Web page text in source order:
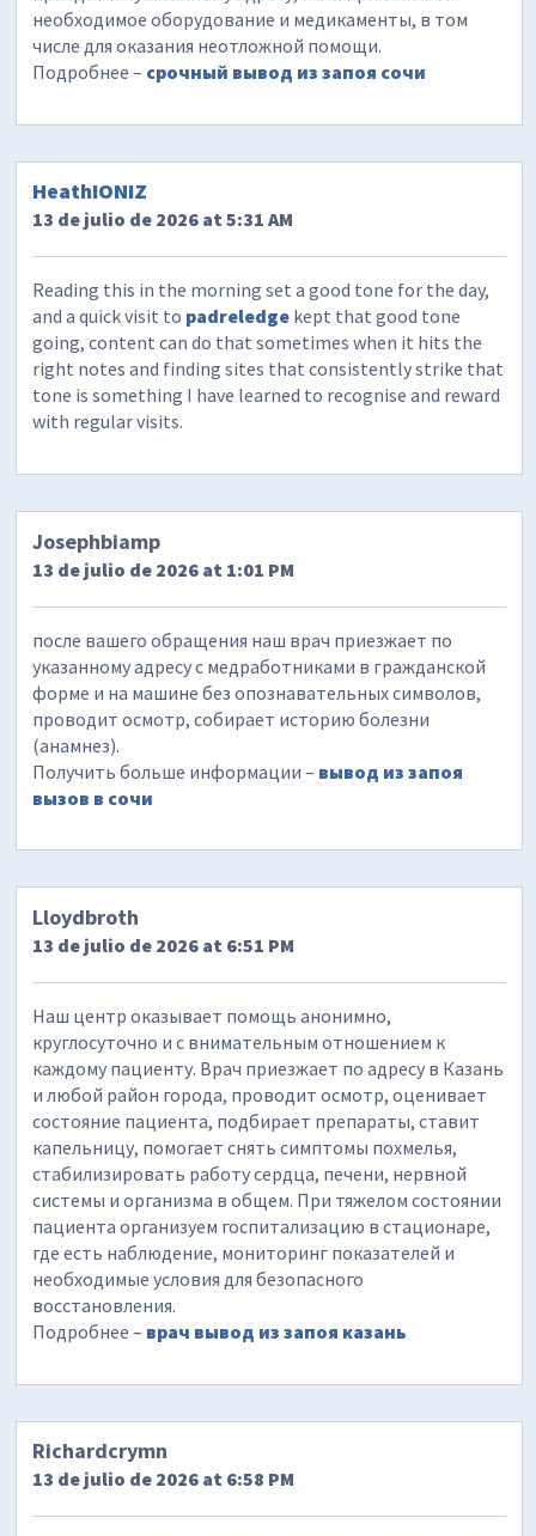
необходимое оборудование и медикаменты, в том
числе для оказания неотложной помощи.
Подробнее – срочный вывод из запоя сочи
HeathIONIZ
13 de julio de 2026 at 5:31 AM
Reading this in the morning set a good tone for the day,
and a quick visit to padreledge kept that good tone
going, content can do that sometimes when it hits the
right notes and finding sites that consistently strike that
tone is something I have learned to recognise and reward
with regular visits.
Josephbiamp
13 de julio de 2026 at 1:01 PM
после вашего обращения наш врач приезжает по
указанному адресу с медработниками в гражданской
форме и на машине без опознавательных символов,
проводит осмотр, собирает историю болезни
(анамнез).
Получить больше информации – вывод из запоя
вызов в сочи
Lloydbroth
13 de julio de 2026 at 6:51 PM
Наш центр оказывает помощь анонимно,
круглосуточно и с внимательным отношением к
каждому пациенту. Врач приезжает по адресу в Казань
и любой район города, проводит осмотр, оценивает
состояние пациента, подбирает препараты, ставит
капельницу, помогает снять симптомы похмелья,
стабилизировать работу сердца, печени, нервной
системы и организма в общем. При тяжелом состоянии
пациента организуем госпитализацию в стационаре,
где есть наблюдение, мониторинг показателей и
необходимые условия для безопасного
восстановления.
Подробнее – врач вывод из запоя казань
Richardcrymn
13 de julio de 2026 at 6:58 PM